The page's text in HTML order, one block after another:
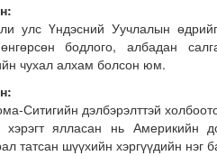
улс Үндэсний Уучлалын
бодлого, албадан
чухал алхам болсон юм.
Ситигийн дэлбэрэлттэй
хэрэгт ялласан нь Америкийн
татсан шүүхийн хэргүүдийн нэг